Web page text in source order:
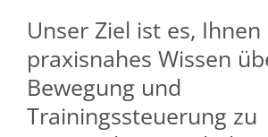
Unser Ziel ist es, Ihnen
praxisnahes Wissen
Bewegung und
Trainingssteuerung zu